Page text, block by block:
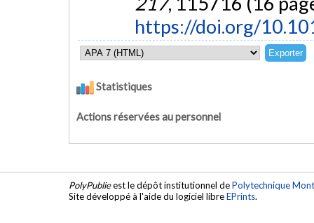
https://doi.org/
Statistiques
Actions réservées au personnel
PolyPublieest le dépôt institutionnel dePolytechnique
Site développé à l'aide du logiciel libreEPrints.